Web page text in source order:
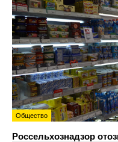
Общество
Россельхознадзор